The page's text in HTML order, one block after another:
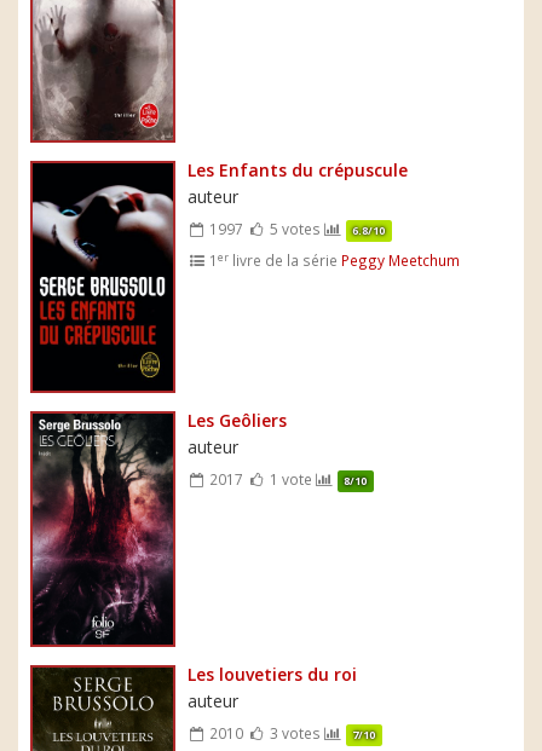
Les Enfants du crépuscule
auteur
1997 5 votes 6.8/10
1er livre de la série Peggy Meetchum
Les Geôliers
auteur
2017 1 vote 8/10
Les louvetiers du roi
auteur
2010 3 votes 7/10